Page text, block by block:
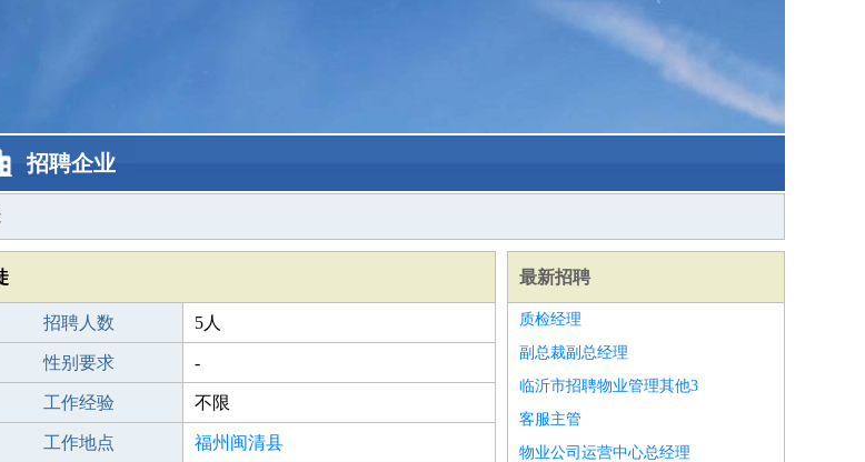
招聘企业
招聘人数 5人
性别要求 -
工作经验 不限
工作地点 福州闽清县
最新招聘
质检经理
副总裁副总经理
临沂市招聘物业管理其他3
客服主管
物业公司运营中心总经理